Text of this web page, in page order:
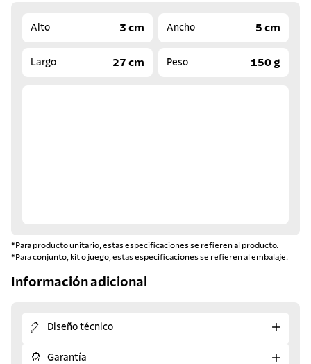
Alto 3 cm Ancho 5 cm
Largo 27 cm Peso 150 g
*Para producto unitario, estas especificaciones se refieren al producto.
*Para conjunto, kit o juego, estas especificaciones se refieren al embalaje.
Información adicional
Diseño técnico
Garantía